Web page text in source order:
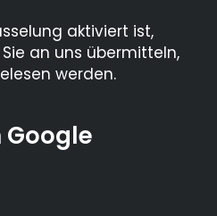
aktiviert ist,
an uns übermitteln,
werden.
Google